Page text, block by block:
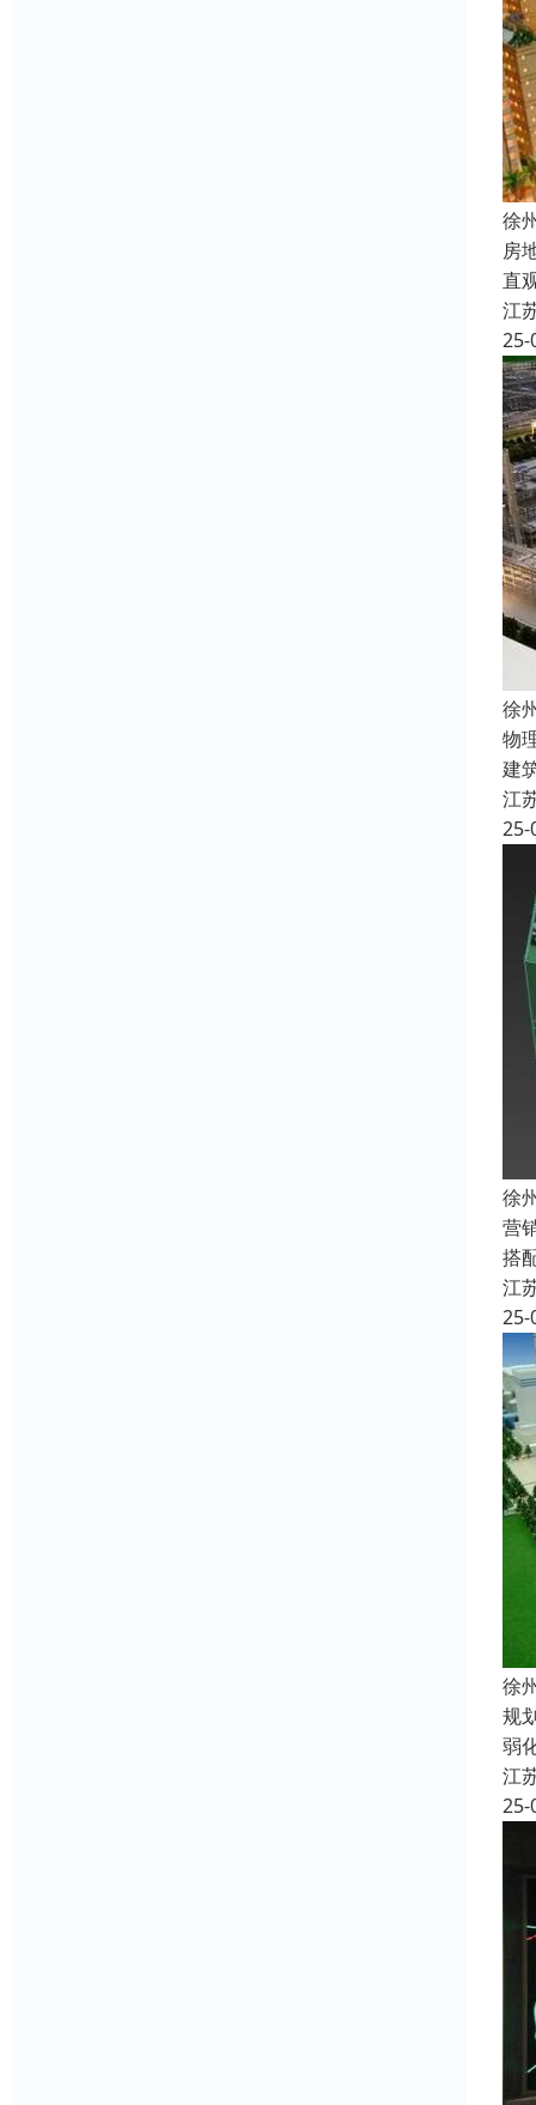
徐
房
直
江
25-
徐
物
建
江
25-
徐
营
搭
江
25-
徐
规
弱
江
25-